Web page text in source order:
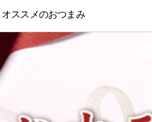
オススメのおつまみ